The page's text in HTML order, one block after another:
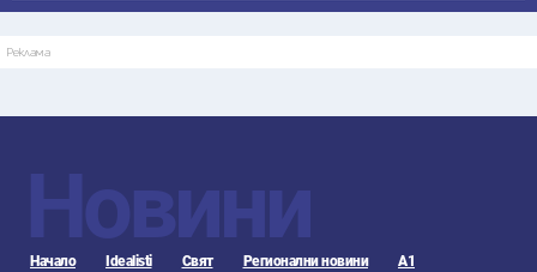
Реклама
Новини
Начало Idealisti Свят Регионални новини А1